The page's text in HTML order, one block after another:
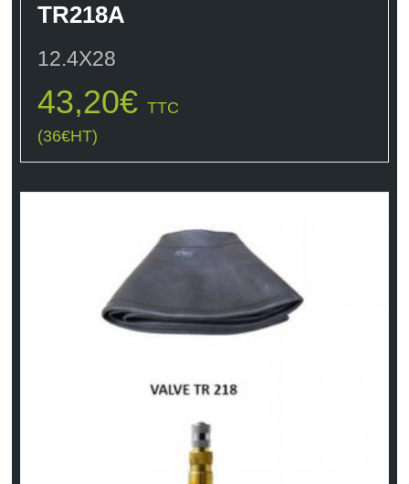
TR218A
12.4X28
43,20€ TTC
(36€HT)